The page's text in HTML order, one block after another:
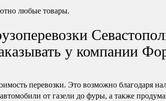
любые товары.
у компании
перевозки. Это возможно благодаря
от газели до фуры, а также